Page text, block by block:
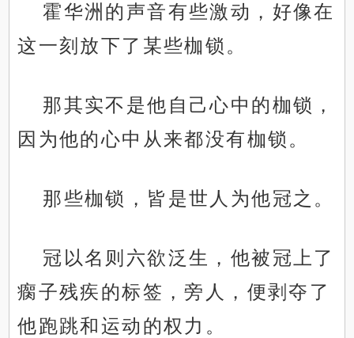
霍华洲的声音有些激动，好像在
这一刻放下了某些枷锁。
那其实不是他自己心中的枷锁，
因为他的心中从来都没有枷锁。
那些枷锁，皆是世人为他冠之。
冠以名则六欲泛生，他被冠上了
瘸子残疾的标签，旁人，便剥夺了
他跑跳和运动的权力。